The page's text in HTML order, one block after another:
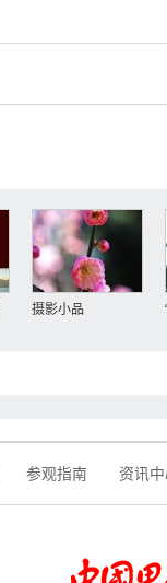
摄影小品
参观指南 资讯